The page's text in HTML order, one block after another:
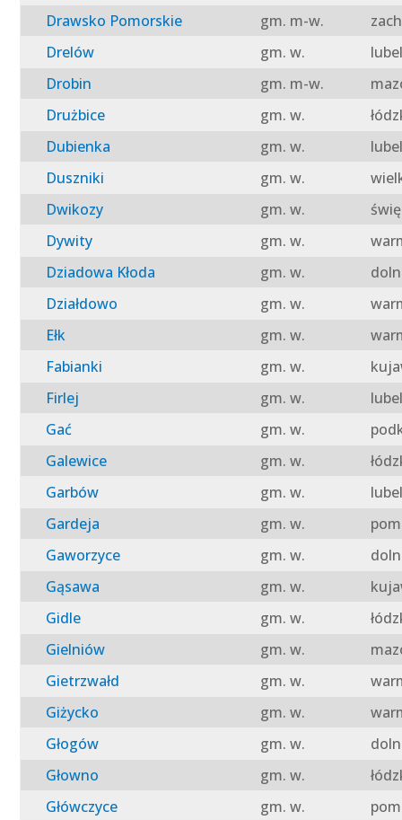
Drawsko Pomorskie
gm. m-w.
Drelów
gm. w.
Drobin
gm. m-w.
Drużbice
gm. w.
Dubienka
gm. w.
Duszniki
gm. w.
Dwikozy
gm. w.
Dywity
gm. w.
Dziadowa Kłoda
gm. w.
Działdowo
gm. w.
Ełk
gm. w.
Fabianki
gm. w.
Firlej
gm. w.
Gać
gm. w.
Galewice
gm. w.
Garbów
gm. w.
Gardeja
gm. w.
Gaworzyce
gm. w.
Gąsawa
gm. w.
Gidle
gm. w.
Gielniów
gm. w.
Gietrzwałd
gm. w.
Giżycko
gm. w.
Głogów
gm. w.
Głowno
gm. w.
Główczyce
gm. w.